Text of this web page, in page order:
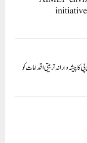
پیشہ وارانہ تربیتی اقدامات کو